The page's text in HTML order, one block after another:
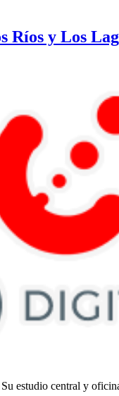
Ríos y Los
estudio central y